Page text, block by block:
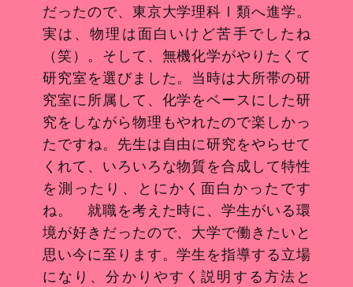
だったので、東京大学理科Ⅰ類へ進学。
実は、物理は面白いけど苦手でしたね
（笑）。そして、無機化学がやりたくて
研究室を選びました。当時は大所帯の研
究室に所属して、化学をベースにした研
究をしながら物理もやれたので楽しかっ
たですね。先生は自由に研究をやらせて
くれて、いろいろな物質を合成して特性
を測ったり、とにかく面白かったです
ね。 就職を考えた時に、学生がいる環
境が好きだったので、大学で働きたいと
思い今に至ります。学生を指導する立場
になり、分かりやすく説明する方法と